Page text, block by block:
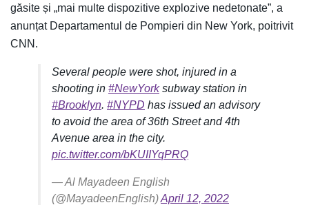
găsite și „mai multe dispozitive explozive nedetonate”, a
anunțat Departamentul de Pompieri din New York, poitrivit
CNN.
Several people were shot, injured in a
shooting in #NewYorksubway station in
#Brooklyn. #NYPD has issued an advisory
to avoid the area of 36th Street and 4th
Avenue area in the city.
pic.twitter.com/bKUIIYqPRQ
— Al Mayadeen English
(@MayadeenEnglish)April 12, 2022